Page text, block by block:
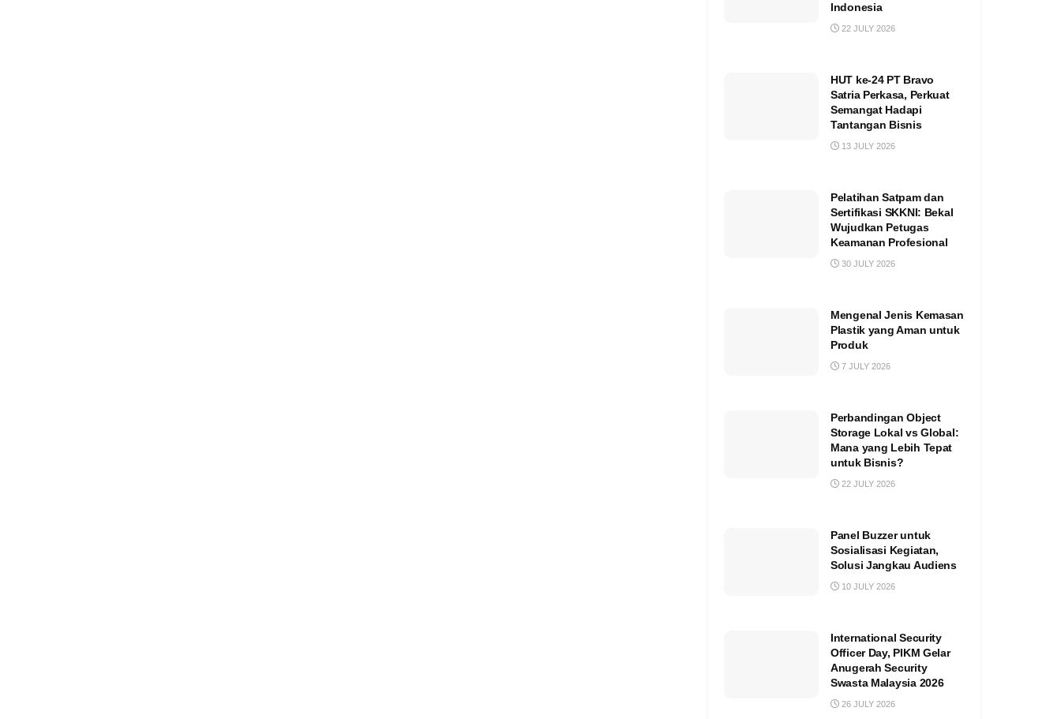
Indonesia
22 JULY 2026
HUT ke-24 PT Bravo
Satria Perkasa, Perkuat
Semangat Hadapi
Tantangan Bisnis
13 JULY 2026
Pelatihan Satpam dan
Sertifikasi SKKNI: Bekal
Wujudkan Petugas
Keamanan Profesional
30 JULY 2026
Mengenal Jenis Kemasan
Plastik yang Aman untuk
Produk
7 JULY 2026
Perbandingan Object
Storage Lokal vs Global:
Mana yang Lebih Tepat
untuk Bisnis?
22 JULY 2026
Panel Buzzer untuk
Sosialisasi Kegiatan,
Solusi Jangkau Audiens
10 JULY 2026
International Security
Officer Day, PIKM Gelar
Anugerah Security
Swasta Malaysia 2026
26 JULY 2026